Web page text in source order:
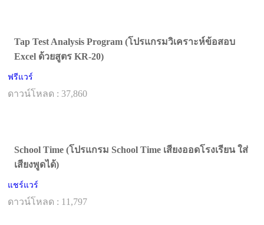
Tap Test Analysis Program (โปรแกรมวิเคราะห์ข้อสอบ
Excel ด้วยสูตร KR-20)
ฟรีแวร์
ดาวน์โหลด : 37,860
School Time (โปรแกรม School Time เสียงออดโรงเรียน ใส่
เสียงพูดได้)
แชร์แวร์
ดาวน์โหลด : 11,797